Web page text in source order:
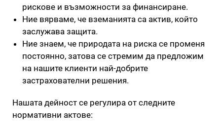
рискове и възможности за финансиране.
Ние вярваме, че вземанията са актив, който
заслужава защита.
Ние знаем, че природата на риска се променя
постоянно, затова се стремим да предложим
на нашите клиенти най-добрите
застрахователни решения.
Нашата дейност се регулира от следните
нормативни актове: